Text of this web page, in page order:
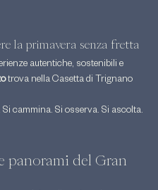
la primavera senza fretta
autentiche, sostenibili e
trova nella Casetta di Trignano
cammina. Si osserva. Si ascolta.
panorami del Gran